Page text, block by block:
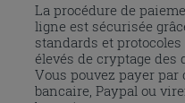
La procédure de
ligne est sécurisée
standards et
élevés de cryptage des
Vous pouvez payer par
bancaire, Paypal ou